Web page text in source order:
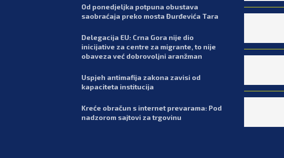
Od ponedjeljka potpuna obustava
saobraćaja preko mosta Đurđevića Tara
Delegacija EU: Crna Gora nije dio
inicijative za centre za migrante, to nije
obaveza već dobrovoljni aranžman
Uspjeh antimafija zakona zavisi od
kapaciteta institucija
Kreće obračun s internet prevarama: Pod
nadzorom sajtovi za trgovinu